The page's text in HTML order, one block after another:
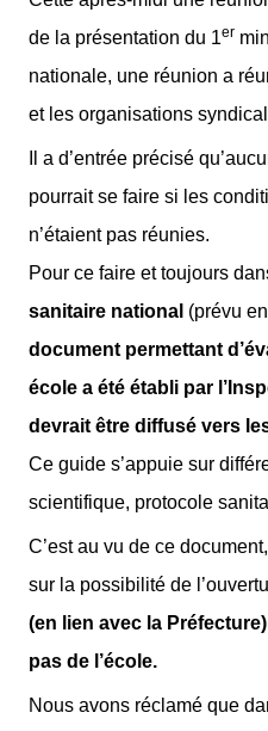
de la présentation du 1er
nationale, une réunion a
et les organisations
Il a d’entrée précisé
pourrait se faire si les
n’étaient pas réunies.
Pour ce faire et toujours
sanitaire national (prévu
document permettant
école a été établi par
devrait être diffusé vers
Ce guide s’appuie sur
scientifique, protocole
C’est au vu de ce
sur la possibilité de
(en lien avec la
pas de l’école.
Nous avons réclamé que